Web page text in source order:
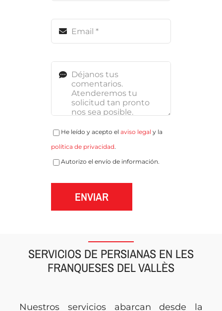
He leído y acepto elaviso legal y la
política de privacidad.
Autorizo el envío de información.
ENVIAR
SERVICIOS DE PERSIANAS EN LES
FRANQUESES DEL VALLÈS
Nuestros servicios abarcan desde la